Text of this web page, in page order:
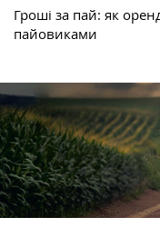
Гроші за пай: як
пайовиками